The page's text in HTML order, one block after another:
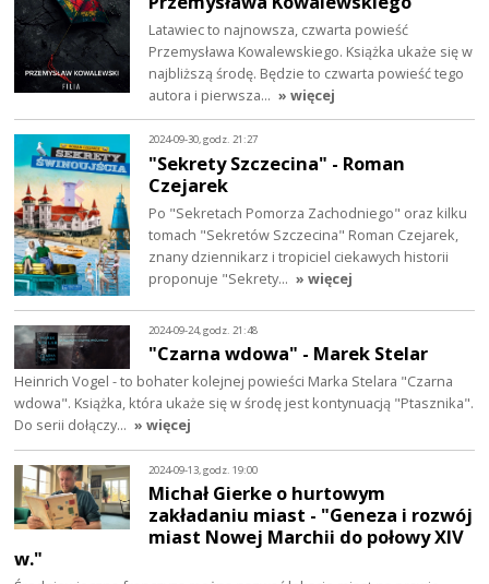
Latawiec to najnowsza, czwarta powieść
Przemysława Kowalewskiego. Książka ukaże się w
najbliższą środę. Będzie to czwarta powieść tego
autora i pierwsza… » więcej
2024-09-30, godz. 21:27
"Sekrety Szczecina" - Roman
Czejarek
Po "Sekretach Pomorza Zachodniego" oraz kilku
tomach "Sekretów Szczecina" Roman Czejarek,
znany dziennikarz i tropiciel ciekawych historii
proponuje "Sekrety… » więcej
2024-09-24, godz. 21:48
"Czarna wdowa" - Marek Stelar
Heinrich Vogel - to bohater kolejnej powieści Marka Stelara "Czarna
wdowa". Książka, która ukaże się w środę jest kontynuacją "Ptasznika".
Do serii dołączy… » więcej
2024-09-13, godz. 19:00
Michał Gierke o hurtowym
zakładaniu miast - "Geneza i rozwój
miast Nowej Marchii do połowy XIV
w."